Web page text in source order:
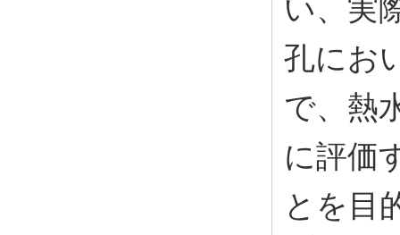
い、実
孔にお
で、熱
に評価
とを目